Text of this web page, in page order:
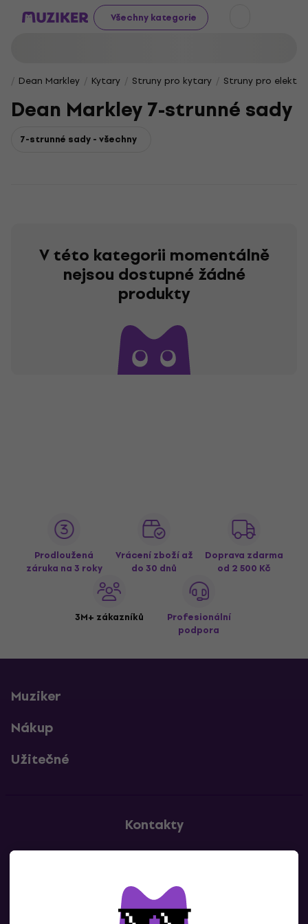
Všechny kategorie
Dean Markley Kytary Struny pro kytary Struny pro
Dean Markley 7-strunné sady
7-strunné sady - všechny
V této kategorii momentálně
nejsou dostupné žádné
produkty
Prodloužená
záruka na 3 roky
Vrácení zboží až
do 30 dnů
Doprava zdarma
od 2 500 Kč
3M+ zákazníků
Profesionální
podpora
Muziker
Nákup
Užitečné
Kontakty